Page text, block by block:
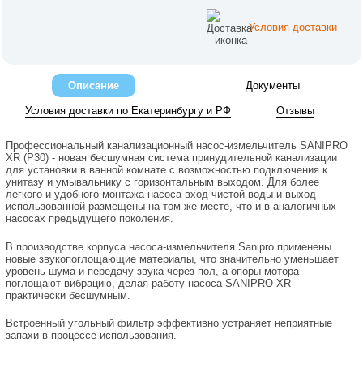
Условия доставки
Описание Документы
Условия доставки по Екатеринбургу и РФ Отзывы
Профессиональный канализационный насос-измельчитель SANIPRO
XR (P30) - новая бесшумная система принудительной канализации
для установки в ванной комнате с возможностью подключения к
унитазу и умывальнику с горизонтальным выходом. Для более
легкого и удобного монтажа насоса вход чистой воды и выход
использованной размещены на том же месте, что и в аналогичных
насосах предыдущего поколения.
В производстве корпуса насоса-измельчителя Sanipro применены
новые звукопоглощающие материалы, что значительно уменьшает
уровень шума и передачу звука через пол, а опоры мотора
поглощают вибрацию, делая работу насоса SANIPRO XR
практически бесшумным.
Встроенный угольный фильтр эффективно устраняет неприятные
запахи в процессе использования.